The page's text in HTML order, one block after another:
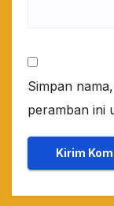
Simpan
peramban ini